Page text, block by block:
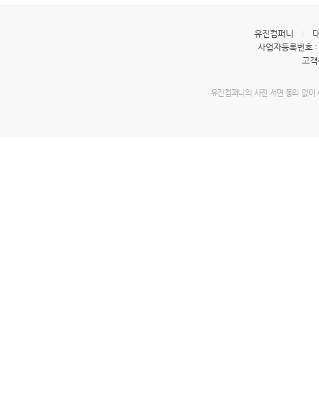
유진컴퍼니
사업자등록번
고
유진컴퍼니의 사전 서면 동의 없이